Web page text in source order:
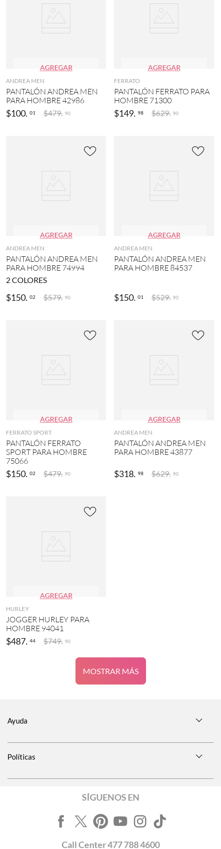
AGREGAR
ANDREA MEN
PANTALÓN ANDREA MEN
PARA HOMBRE 42986
$100. 01 $479. 90
AGREGAR
FERRATO
PANTALÓN FERRATO PARA
HOMBRE 71300
$149. 98 $629. 90
AGREGAR
ANDREA MEN
PANTALÓN ANDREA MEN
PARA HOMBRE 74994
2COLORES
$150. 02 $579. 90
AGREGAR
ANDREA MEN
PANTALÓN ANDREA MEN
PARA HOMBRE 84537
$150. 01 $529. 90
AGREGAR
FERRATO SPORT
PANTALÓN FERRATO
SPORT PARA HOMBRE
75066
$150. 02 $479. 90
AGREGAR
ANDREA MEN
PANTALÓN ANDREA MEN
PARA HOMBRE 43877
$318. 98 $629. 90
AGREGAR
HURLEY
JOGGER HURLEY PARA
HOMBRE 94041
$487. 44 $749. 90
MOSTRAR MÁS
Ayuda
Políticas
SÍGUENOS EN
CallCenter477 788 4600